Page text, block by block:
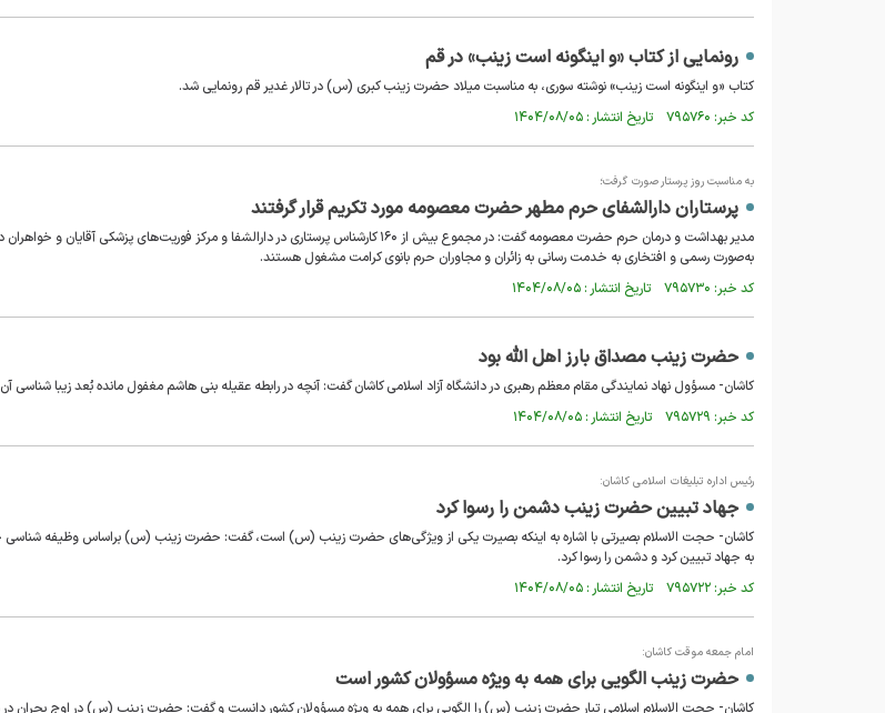
رونمایی از کتاب «و اینگونه است زینب» در قم
کتاب «و اینگونه است زینب» نوشته سوری، به مناسبت میلاد حضرت زینب کبری (س) در تالار غدیر قم رونمایی شد.
کد خبر: ۷۹۵۷۶۰ تاریخ انتشار : ۱۴۰۴/۰۸/۰۵
به مناسبت روز پرستار صورت گرفت؛
پرستاران دارالشفای حرم مطهر حضرت معصومه مورد تکریم قرار گرفتند
مدیر بهداشت و درمان حرم حضرت معصومه گفت: در مجموع بیش از ۱۶۰ کارشناس پرستاری در دارالشفا و مرکز فوریت‌های پزشکی
به‌صورت رسمی و افتخاری به خدمت رسانی به زائران و مجاوران حرم بانوی کرامت مشغول هستند.
کد خبر: ۷۹۵۷۳۰ تاریخ انتشار : ۱۴۰۴/۰۸/۰۵
حضرت زینب مصداق بارز اهل الله بود
کاشان- مسؤول نهاد نمایندگی مقام معظم رهبری در دانشگاه آزاد اسلامی کاشان گفت: آنچه در رابطه عقیله بنی هاشم مغفول مانده بُعد زیبا
کد خبر: ۷۹۵۷۲۹ تاریخ انتشار : ۱۴۰۴/۰۸/۰۵
رئیس اداره تبلیغات اسلامی کاشان:
جهاد تبیین حضرت زینب دشمن را رسوا کرد
کاشان- حجت الاسلام بصیرتی با اشاره به اینکه بصیرت یکی از ویژگی‌های حضرت زینب (س) است، گفت: حضرت زینب (س) براساس وظیفه شناسی
به جهاد تبیین کرد و دشمن را رسوا کرد.
کد خبر: ۷۹۵۷۲۲ تاریخ انتشار : ۱۴۰۴/۰۸/۰۵
امام جمعه موقت کاشان:
حضرت زینب الگویی برای همه به ویژه مسؤولان کشور است
کاشان- حجت الاسلام اسلامی تبار حضرت زینب (س) را الگویی برای همه به ویژه مسؤولان کشور دانست و گفت: حضرت زینب (س) در اوج بحران